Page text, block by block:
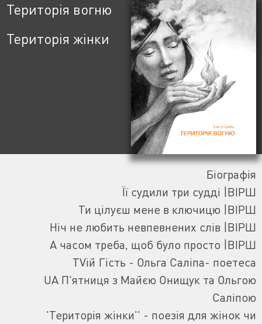
Територія вогню
Територія жінки
Біографія
Її судили три судді |ВІРШ
Ти цілуєш мене в ключицю |ВІРШ
Ніч не любить невпевнених слів |ВІРШ
А часом треба, щоб було просто |ВІРШ
TVій Гість - Ольга Саліпа- поетеса
UA П'ятниця з Майєю Онищук та Ольгою
Саліпою
'Територія жінки'' - поезія для жінок чи